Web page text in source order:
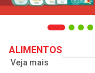
ALIMENTOS
Veja mais